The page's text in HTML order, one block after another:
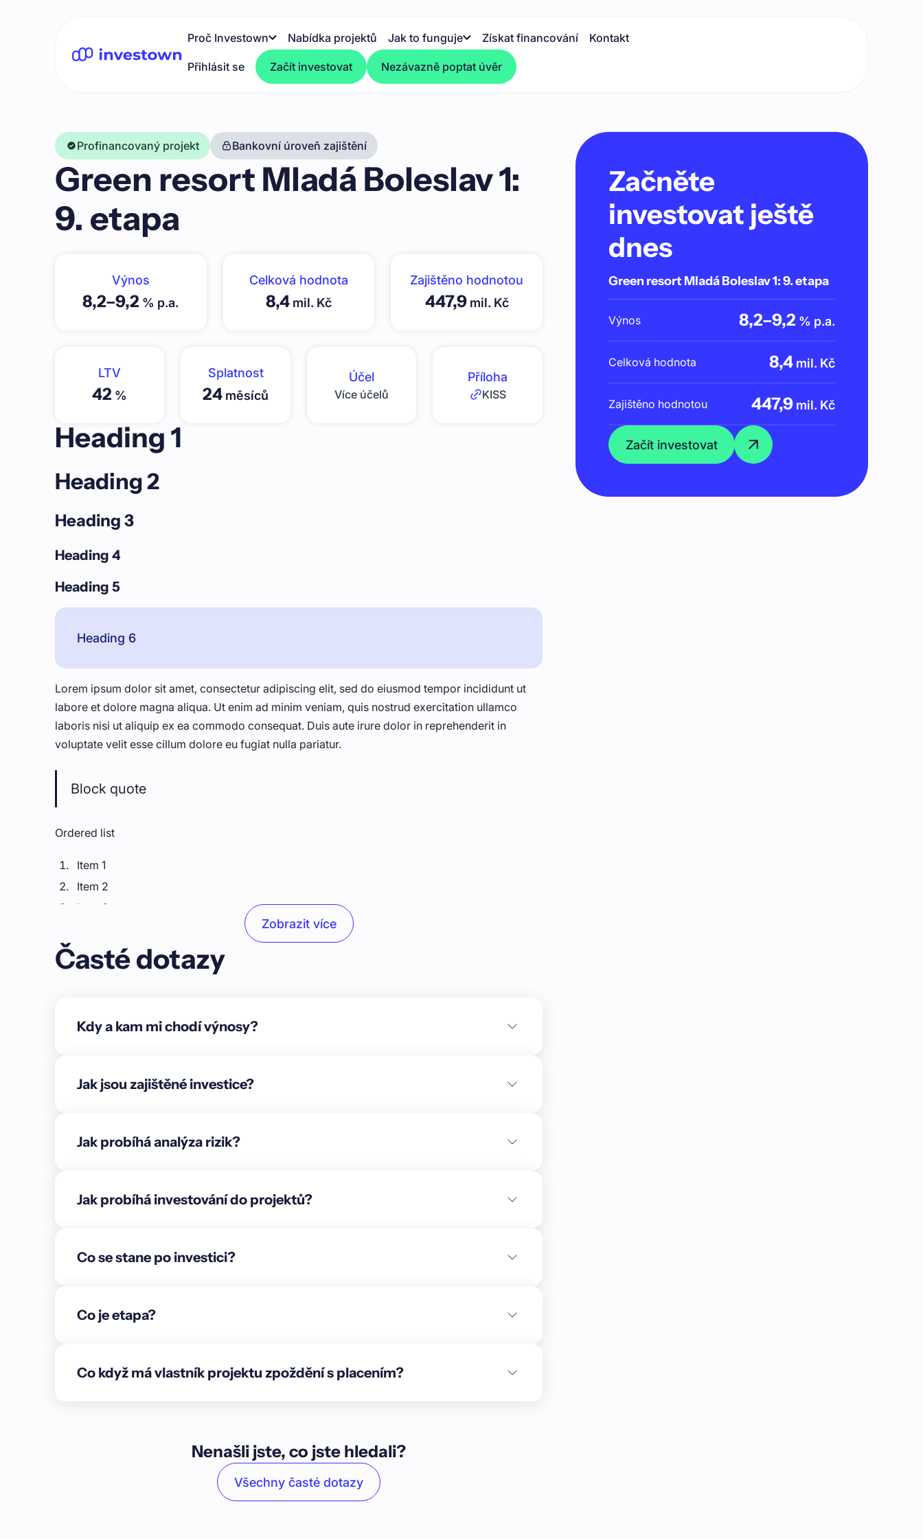
Proč Investown Nabídka projektů Jak to funguje Získat financování Kontakt
Přihlásit se Začít investovat Nezávazně poptat úvěr
Profinancovaný projekt Bankovní úroveň zajištění
Green resort Mladá Boleslav 1:
9. etapa
Výnos
8,2–9,2 % p.a.
Celková hodnota
8,4mil. Kč
Zajištěno hodnotou
447,9mil. Kč
LTV
42 %
Splatnost
24 měsíců
Účel
Více účelů
Příloha
KISS
Heading 1
Heading 2
Heading 3
Heading 4
Heading 5
Heading 6
Lorem ipsum dolor sit amet, consectetur adipiscing elit, sed do eiusmod tempor incididunt ut
labore et dolore magna aliqua. Ut enim ad minim veniam, quis nostrud exercitation ullamco
laboris nisi ut aliquip ex ea commodo consequat. Duis aute irure dolor in reprehenderit in
voluptate velit esse cillum dolore eu fugiat nulla pariatur.
Block quote
Ordered list
Item 1
Item 2
Item 3
Item A
bytového projektu** v městské části Michalovice v Mladé Boleslavi. Plán zahrnuje výstavbu
bytového domu s více než 100 bytovými jednotkami v dispozicích od 1+kk do 4+kk, které
bydlení pro rodiny. Součástí projektu je privátní komunitní zahrada, ale i **komerční prostory a
projektu naleznete na [oficiálních stránkách](https://www.green-mb.cz/).\n\n### O nemovitosti
v zástavě\n\nNemovitostí v zástavě je rozestavěný bytový dům umístěný na pozemcích o
přibližně 18 %.\n\n**Projekt po dokončení nabídne:**\n\n* 6 nadzemních podlaží\n\n* Více než
dokončením.\n\n### O lokalitě\n\nMladá Boleslav je **dynamicky se rozvíjející město** ve
Středočeském kraji s výbornou dostupností do Prahy. Nachází se přímo u dálnice D10, která
zajišťuje rychlé spojení s hlavním městem i severem republiky. Díky své strategické poloze a
silnému zázemí v oblasti automobilového průmyslu patří město k ekonomicky
Zobrazit více
Časté dotazy
Kdy a kam mi chodí výnosy?
Jak jsou zajištěné investice?
Jak probíhá analýza rizik?
Jak probíhá investování do projektů?
Co se stane po investici?
Co je etapa?
Co když má vlastník projektu zpoždění s placením?
Nenašli jste, co jste hledali?
Všechny časté dotazy
Začněte
investovat ještě
dnes
Green resort Mladá Boleslav 1: 9. etapa
Výnos 8,2–9,2 % p.a.
Celková hodnota 8,4 mil. Kč
Zajištěno hodnotou 447,9 mil. Kč
Začít investovat